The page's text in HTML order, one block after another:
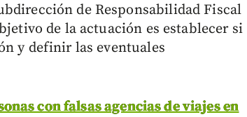
de Responsabilidad Fiscal
de la actuación es establecer si
y definir las eventuales
con falsas agencias de viajes en